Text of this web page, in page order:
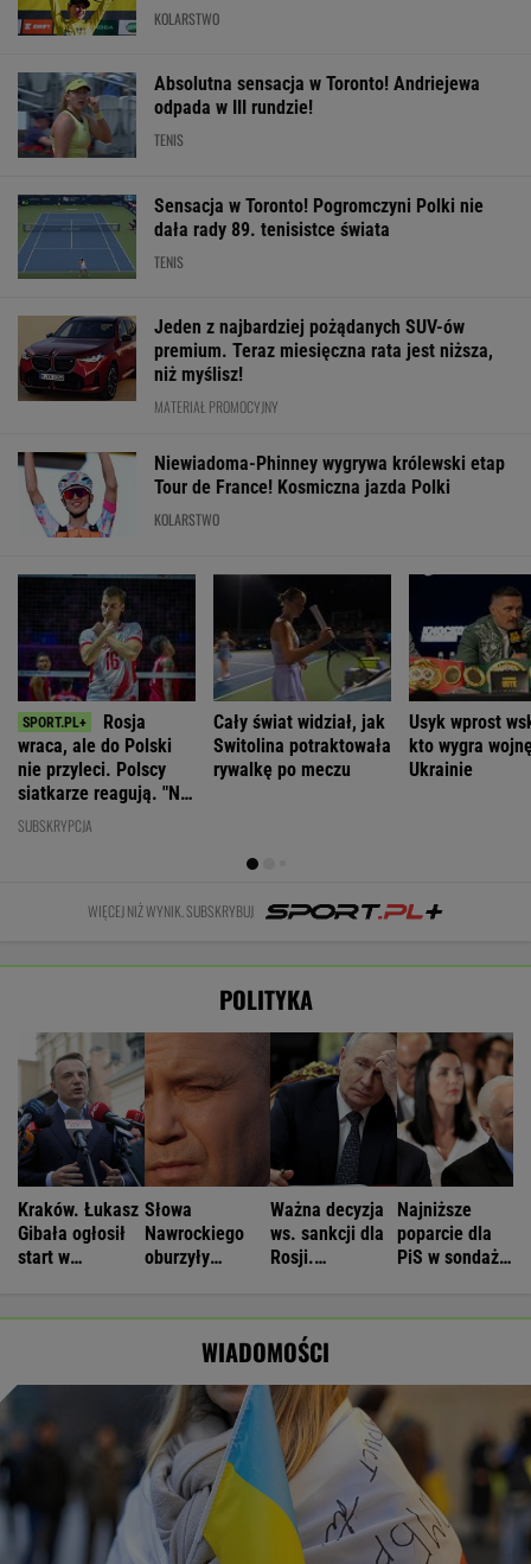
KOLARSTWO
Absolutna sensacja w Toronto! Andriejewa
odpada w III rundzie!
TENIS
Sensacja w Toronto! Pogromczyni Polki nie
dała rady 89. tenisistce świata
TENIS
Jeden z najbardziej pożądanych SUV-ów
premium. Teraz miesięczna rata jest niższa,
niż myślisz!
MATERIAŁ PROMOCYJNY
Niewiadoma-Phinney wygrywa królewski etap
Tour de France! Kosmiczna jazda Polki
KOLARSTWO
Rosja
wraca, ale do Polski
nie przyleci. Polscy
siatkarze reagują. "Nie
rozumiem"
SUBSKRYPCJA
Cały świat widział, jak
Switolina potraktowała
rywalkę po meczu
Usyk wprost
kto wygra
Ukrainie
WIĘCEJ NIŻ WYNIK. SUBSKRYBUJ
POLITYKA
Kraków. Łukasz
Gibała ogłosił
start w
Słowa
Nawrockiego
oburzyły
Ważna decyzja
ws. sankcji dla
Rosji.
Najniższe
poparcie dla
PiS w sondażu
WIADOMOŚCI